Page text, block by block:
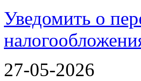
Уведомить о
27-05-2026